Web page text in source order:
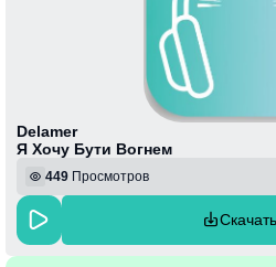
Delamer
Я Хочу Бути Вогнем
449 Просмотров
Скачать